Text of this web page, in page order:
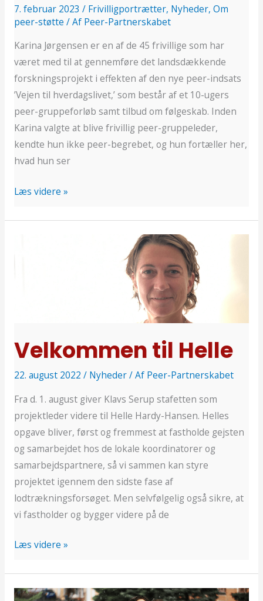
7. februar 2023 / Frivilligportrætter, Nyheder, Om
peer-støtte / Af Peer-Partnerskabet
Karina Jørgensen er en af de 45 frivillige som har
været med til at gennemføre det landsdækkende
forskningsprojekt i effekten af den nye peer-indsats
’Vejen til hverdagslivet,’ som består af et 10-ugers
peer-gruppeforløb samt tilbud om følgeskab. Inden
Karina valgte at blive frivillig peer-gruppeleder,
kendte hun ikke peer-begrebet, og hun fortæller her,
hvad hun ser
Læs videre »
Velkommen til Helle
22. august 2022 / Nyheder/ Af Peer-Partnerskabet
Fra d. 1. august giver Klavs Serup stafetten som
projektleder videre til Helle Hardy-Hansen. Helles
opgave bliver, først og fremmest at fastholde gejsten
og samarbejdet hos de lokale koordinatorer og
samarbejdspartnere, så vi sammen kan styre
projektet igennem den sidste fase af
lodtrækningsforsøget. Men selvfølgelig også sikre, at
vi fastholder og bygger videre på de
Læs videre »
Guide